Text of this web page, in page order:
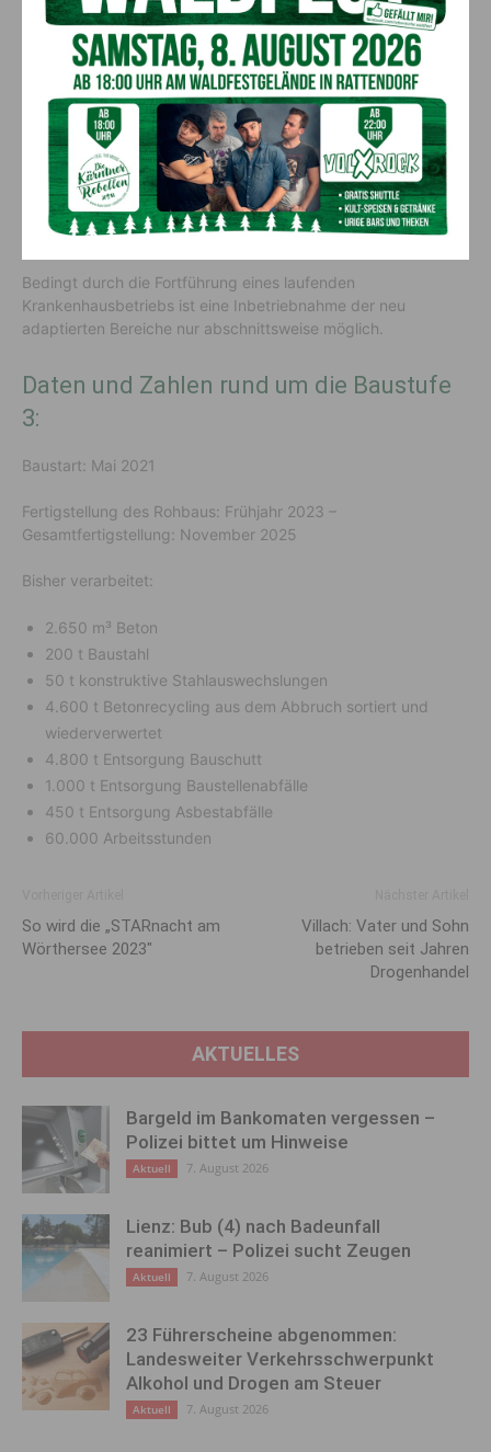
Etappen: Die Dialyse wird Anfang 2024, die Zentrale
Notfallaufnahme und Radiologie Ende 2024 und die
Onkologische Tageklinik und das Ambulanzzentrum Ende
2025 fertiggestellt sein.
Mit Abschluss der Baustufe 3 beginnen die finalen
Maßnahmen mit der Baustufe 4. „Im letzten Schritt der
jahrelangen und sehr umfangreichen Bauarbeiten werden die
Bettenstationen der Inneren Medizin, der Unfallchirurgie und
der Chirurgie neu strukturiert“, sagt die Medizinische
Direktorin, Dr.Sonja-Maria Tesar.
Bedingt durch die Fortführung eines laufenden
Krankenhausbetriebs ist eine Inbetriebnahme der neu
adaptierten Bereiche nur abschnittsweise möglich.
Daten und Zahlen rund um die Baustufe
3:
Baustart: Mai 2021
Fertigstellung des Rohbaus: Frühjahr 2023 –
Gesamtfertigstellung: November 2025
Bisher verarbeitet:
2.650 m³ Beton
200 t Baustahl
50 t konstruktive Stahlauswechslungen
4.600 t Betonrecycling aus dem Abbruch sortiert und
wiederverwertet
4.800 t Entsorgung Bauschutt
1.000 t Entsorgung Baustellenabfälle
450 t Entsorgung Asbestabfälle
60.000 Arbeitsstunden
So wird die „STARnacht am
Wörthersee 2023″
Villach: Vater und Sohn
betrieben seit Jahren
Drogenhandel
AKTUELLES
Bargeld im Bankomaten vergessen –
Polizei bittet um Hinweise
Aktuell 7. August 2026
Lienz: Bub (4) nach Badeunfall
reanimiert – Polizei sucht Zeugen
Aktuell 7. August 2026
23 Führerscheine abgenommen:
Landesweiter Verkehrsschwerpunkt
Alkohol und Drogen am Steuer
Aktuell 7. August 2026